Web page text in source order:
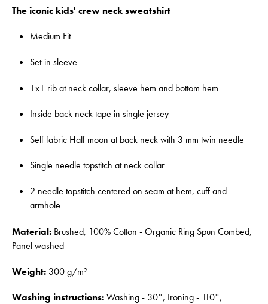
The iconic kids' crew neck sweatshirt
Medium Fit
Set-in sleeve
1x1 rib at neck collar, sleeve hem and bottom hem
Inside back neck tape in single jersey
Self fabric Half moon at back neck with 3 mm twin needle
Single needle topstitch at neck collar
2 needle topstitch centered on seam at hem, cuff and
armhole
Material: Brushed, 100% Cotton - Organic Ring Spun Combed,
Panel washed
Weight: 300 g/m²
Washing instructions:Washing - 30°, Ironing - 110°,